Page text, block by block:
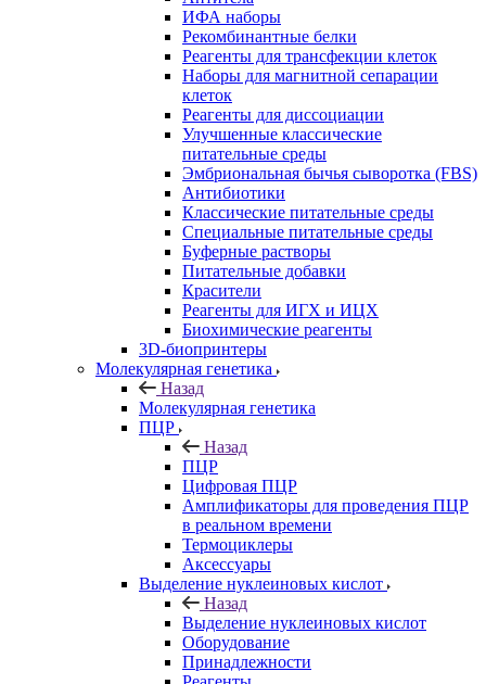
ИФА наборы
Рекомбинантные белки
Реагенты для трансфекции клеток
Наборы для магнитной сепарации
клеток
Реагенты для диссоциации
Улучшенные классические
питательные среды
Эмбриональная бычья сыворотка (FBS)
Антибиотики
Классические питательные среды
Специальные питательные среды
Буферные растворы
Питательные добавки
Красители
Реагенты для ИГХ и ИЦХ
Биохимические реагенты
3D-биопринтеры
Молекулярная генетика
Назад
Молекулярная генетика
ПЦР
Назад
ПЦР
Цифровая ПЦР
Амплификаторы для проведения ПЦР
в реальном времени
Термоциклеры
Аксессуары
Выделение нуклеиновых кислот
Назад
Выделение нуклеиновых кислот
Оборудование
Принадлежности